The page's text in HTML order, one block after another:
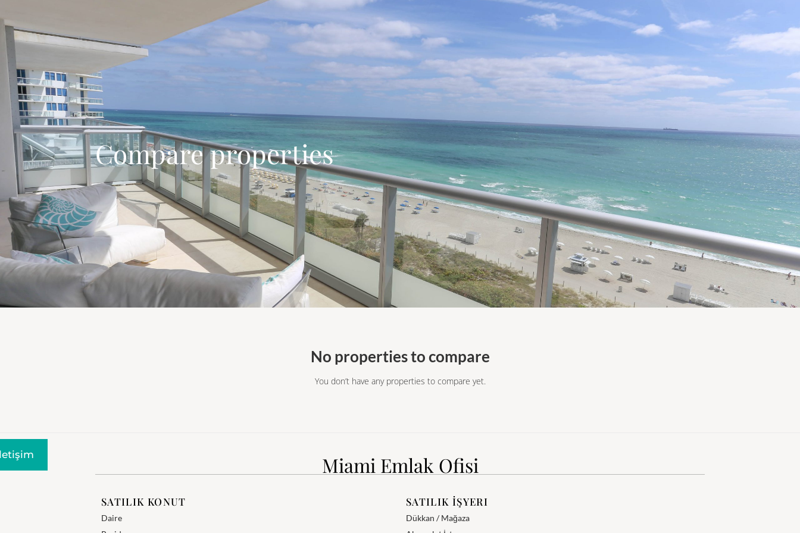
Compare properties
No properties to compare
You don’t have any properties to compare yet.
Miami Emlak Ofisi
SATILIK KONUT
Daire
SATILIK İŞYERI
Dükkan / Mağaza